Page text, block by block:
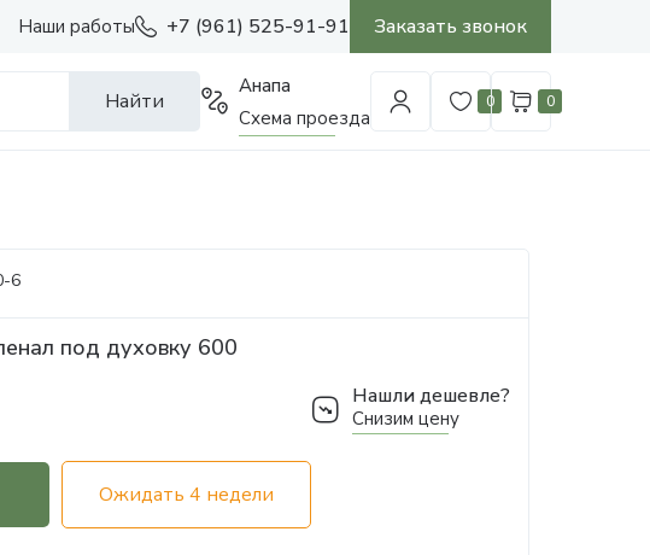
Наши работы +7 (961) 525-91-91 Заказать звонок
Найти
Анапа
Схема проезда
0 0
6
под духовку 600
Нашли дешевле?
Снизим цену
Ожидать 4 недели